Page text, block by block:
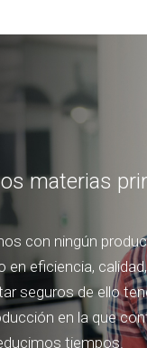
materias
con ningún
en eficiencia,
seguros de ello
en la que
tiempos.